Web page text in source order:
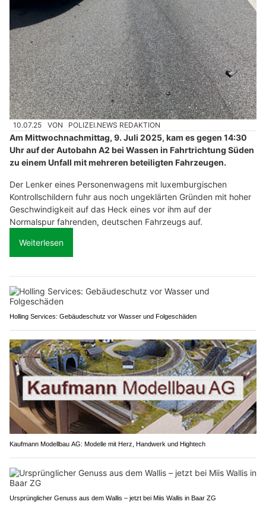
10.07.25 VON POLIZEI.NEWS REDAKTION
Am Mittwochnachmittag, 9. Juli 2025, kam es gegen 14:30
Uhr auf der Autobahn A2 bei Wassen in Fahrtrichtung Süden
zu einem Unfall mit mehreren beteiligten Fahrzeugen.
Der Lenker eines Personenwagens mit luxemburgischen
Kontrollschildern fuhr aus noch ungeklärten Gründen mit hoher
Geschwindigkeit auf das Heck eines vor ihm auf der
Normalspur fahrenden, deutschen Fahrzeugs auf.
Weiterlesen
Holling Services: Gebäudeschutz vor Wasser und Folgeschäden
Kaufmann Modellbau AG: Modelle mit Herz, Handwerk und Hightech
Ursprünglicher Genuss aus dem Wallis – jetzt bei Miis Wallis in Baar ZG